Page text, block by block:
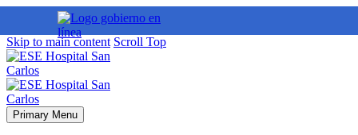
Skip to main content Scroll Top
Primary Menu